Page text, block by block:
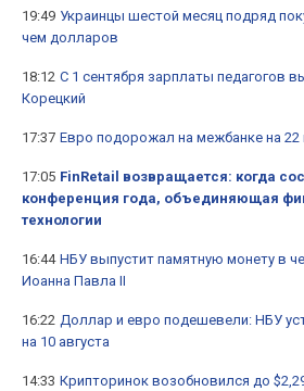
19:49 Украинцы шестой месяц подряд
чем долларов
18:12 С 1 сентября зарплаты педагогов
Корецкий
17:37 Евро подорожал на межбанке на 22
17:05 FinRetail возвращается: когда
конференция года, объединяющая
технологии
16:44 НБУ выпустит памятную монету в
Иоанна Павла II
16:22 Доллар и евро подешевели: НБУ
на 10 августа
14:33 Крипторинок возобновился до